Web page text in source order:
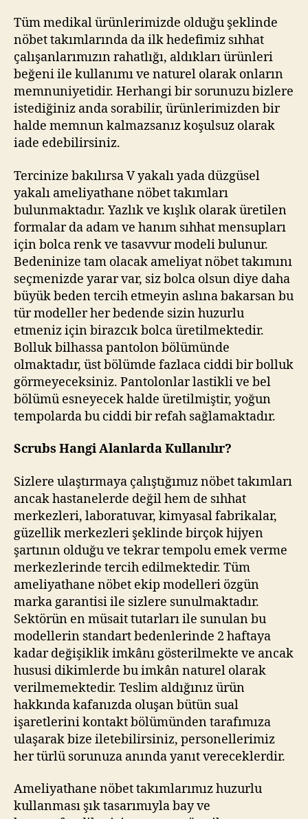
Tüm medikal ürünlerimizde olduğu şeklinde
nöbet takımlarında da ilk hedefimiz sıhhat
çalışanlarımızın rahatlığı, aldıkları ürünleri
beğeni ile kullanımı ve naturel olarak onların
memnuniyetidir. Herhangi bir sorunuzu bizlere
istediğiniz anda sorabilir, ürünlerimizden bir
halde memnun kalmazsanız koşulsuz olarak
iade edebilirsiniz.
Tercinize bakılırsa V yakalı yada düzgüsel
yakalı ameliyathane nöbet takımları
bulunmaktadır. Yazlık ve kışlık olarak üretilen
formalar da adam ve hanım sıhhat mensupları
için bolca renk ve tasavvur modeli bulunur.
Bedeninize tam olacak ameliyat nöbet takımını
seçmenizde yarar var, siz bolca olsun diye daha
büyük beden tercih etmeyin aslına bakarsan bu
tür modeller her bedende sizin huzurlu
etmeniz için birazcık bolca üretilmektedir.
Bolluk bilhassa pantolon bölümünde
olmaktadır, üst bölümde fazlaca ciddi bir bolluk
görmeyeceksiniz. Pantolonlar lastikli ve bel
bölümü esneyecek halde üretilmiştir, yoğun
tempolarda bu ciddi bir refah sağlamaktadır.
Scrubs Hangi Alanlarda Kullanılır?
Sizlere ulaştırmaya çalıştığımız nöbet takımları
ancak hastanelerde değil hem de sıhhat
merkezleri, laboratuvar, kimyasal fabrikalar,
güzellik merkezleri şeklinde birçok hijyen
şartının olduğu ve tekrar tempolu emek verme
merkezlerinde tercih edilmektedir. Tüm
ameliyathane nöbet ekip modelleri özgün
marka garantisi ile sizlere sunulmaktadır.
Sektörün en müsait tutarları ile sunulan bu
modellerin standart bedenlerinde 2 haftaya
kadar değişiklik imkânı gösterilmekte ve ancak
hususi dikimlerde bu imkân naturel olarak
verilmemektedir. Teslim aldığınız ürün
hakkında kafanızda oluşan bütün sual
işaretlerini kontakt bölümünden tarafımıza
ulaşarak bize iletebilirsiniz, personellerimiz
her türlü sorunuza anında yanıt vereceklerdir.
Ameliyathane nöbet takımlarımız huzurlu
kullanması şık tasarımıyla bay ve